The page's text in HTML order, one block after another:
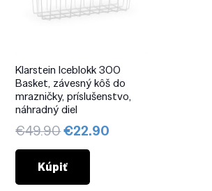
Klarstein Iceblokk 300
Basket, závesný kôš do
mrazničky, príslušenstvo,
náhradný diel
€49.90Pôvodná
cena
bola:
€49.90.
€22.90
Kúpiť